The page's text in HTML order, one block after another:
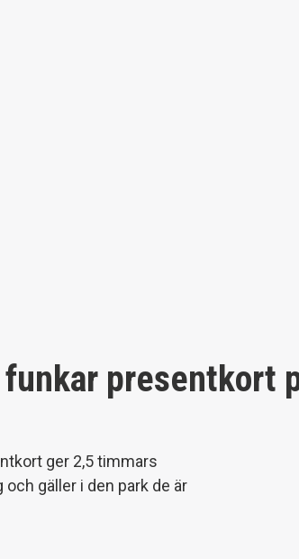
presentkort
ger 2,5 timmars
och gäller i den park de är